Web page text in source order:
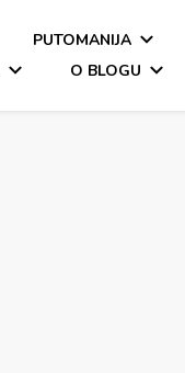
PUTOMANIJA
O BLOGU